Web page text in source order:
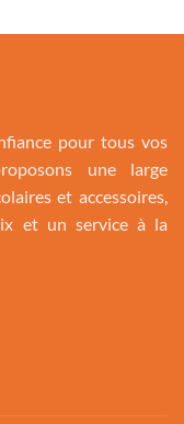
pour tous vos
une large
et accessoires,
et un service à la